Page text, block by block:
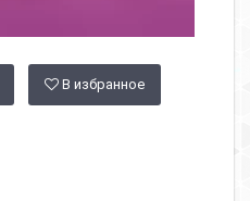
В избранное